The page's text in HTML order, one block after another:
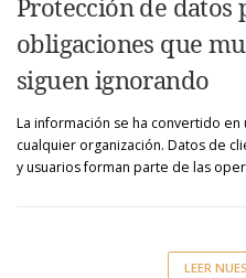
obligaciones que
siguen ignorando
La información se ha convertido
cualquier organización. Datos de
y usuarios forman parte de las
LEER